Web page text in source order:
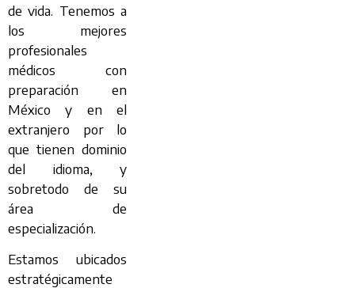
de vida. Tenemos a
los mejores
profesionales
médicos con
preparación en
México y en el
extranjero por lo
que tienen dominio
del idioma, y
sobretodo de su
área de
especialización.
Estamos ubicados
estratégicamente